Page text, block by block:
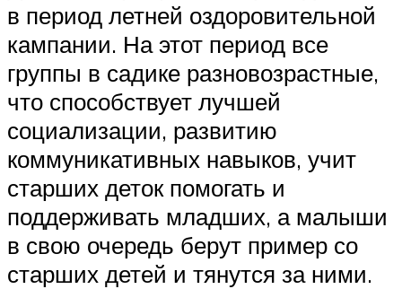
в период летней оздоровительной
кампании. На этот период все
группы в садике разновозрастные,
что способствует лучшей
социализации, развитию
коммуникативных навыков, учит
старших деток помогать и
поддерживать младших, а малыши
в свою очередь берут пример со
старших детей и тянутся за ними.